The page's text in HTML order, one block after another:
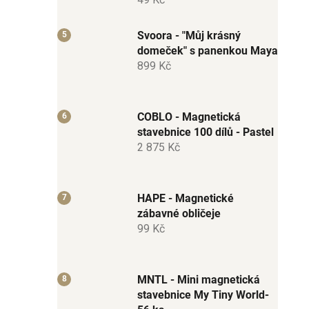
Svoora - "Můj krásný
domeček" s panenkou Maya
899 Kč
COBLO - Magnetická
stavebnice 100 dílů - Pastel
2 875 Kč
HAPE - Magnetické
zábavné obličeje
99 Kč
MNTL - Mini magnetická
stavebnice My Tiny World-